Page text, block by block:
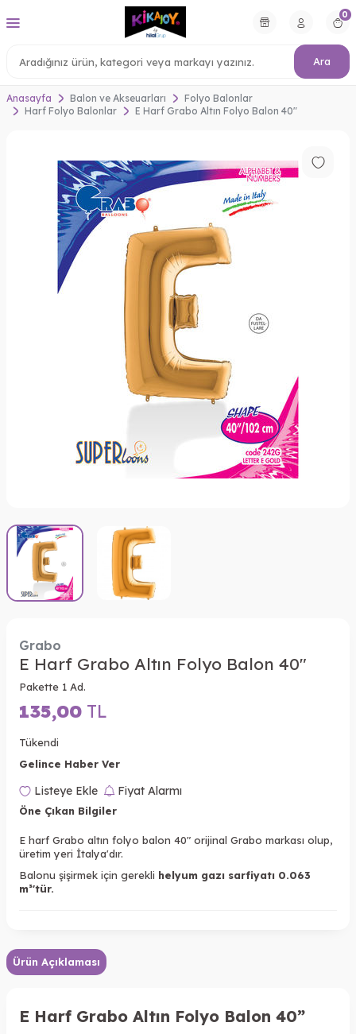
Ara
0
Anasayfa Balon ve Akseuarları
Folyo Balonlar
Harf Folyo Balonlar
E Harf Grabo Altın Folyo Balon 40"
Grabo
E Harf Grabo Altın Folyo Balon 40"
Pakette 1 Ad.
135,00 TL
Tükendi
Gelince Haber Ver
Listeye Ekle Fiyat Alarmı
Öne Çıkan Bilgiler
E harf Grabo altın folyo balon 40" orijinal Grabo markası olup,
üretim yeri İtalya'dır.
Balonu şişirmek için gerekli helyum gazı sarfiyatı 0.063
m³'tür.
Ürün Açıklaması
E Harf Grabo Altın Folyo Balon 40”